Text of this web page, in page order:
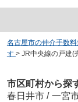
名古屋市の仲介手数
す > JR中央線の戸建(
市区町村から探
春日井市 / 一宮